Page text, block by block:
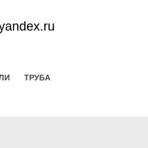
ТРУБА